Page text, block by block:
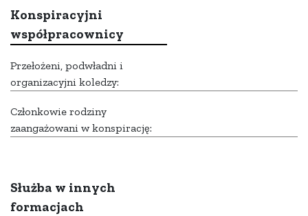
Konspiracyjni
współpracownicy
Przełożeni, podwładni i
organizacyjni koledzy:
Członkowie rodziny
zaangażowani w konspirację:
Służba w innych
formacjach